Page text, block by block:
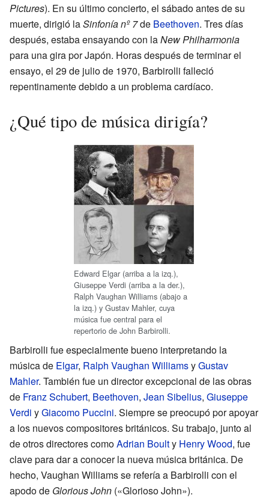
Pictures). En su último concierto, el sábado antes de su
muerte, dirigió laSinfonía nº 7de Beethoven. Tres días
después, estaba ensayando con laNew Philharmonia
para una gira por Japón. Horas después de terminar el
ensayo, el 29 de julio de 1970, Barbirolli falleció
repentinamente debido a un problema cardíaco.
¿Qué tipo de música dirigía?
Edward Elgar (arriba a la izq.),
Giuseppe Verdi (arriba a la der.),
Ralph Vaughan Williams (abajo a
la izq.) y Gustav Mahler, cuya
música fue central para el
repertorio de John Barbirolli.
Barbirolli fue especialmente bueno interpretando la
música de Elgar, Ralph Vaughan WilliamsyGustav
Mahler. También fue un director excepcional de las obras
de Franz Schubert, Beethoven, Jean Sibelius, Giuseppe
Verdi yGiacomo Puccini. Siempre se preocupó por apoyar
a los nuevos compositores británicos. Su trabajo, junto al
de otros directores comoAdrian Boulty Henry Wood, fue
clave para dar a conocer la nueva música británica. De
hecho, Vaughan Williams se refería a Barbirolli con el
apodo de Glorious John («Glorioso John»).